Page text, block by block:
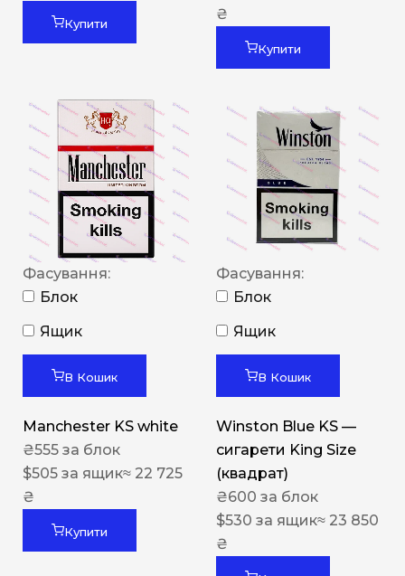
Купити
₴
Купити
Фасування:
Блок
Ящик
В Кошик
Manchester KS white
₴555 за блок
$505 за ящик≈ 22 725
₴
Купити
Фасування:
Блок
Ящик
В Кошик
Winston Blue KS —
сигарети King Size
(квадрат)
₴600 за блок
$530 за ящик≈ 23 850
₴